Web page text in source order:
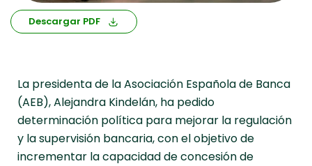
Descargar PDF
La presidenta de la Asociación Española de Banca
(AEB), Alejandra Kindelán, ha pedido
determinación política para mejorar la regulación
y la supervisión bancaria, con el objetivo de
incrementar la capacidad de concesión de